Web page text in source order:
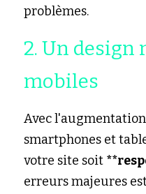
problèmes.
2. Un design
mobiles
Avec
smartphones et
votre site soit
erreurs majeures